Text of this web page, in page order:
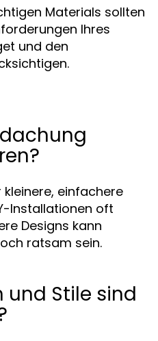
Materials sollten
Ihres
und den
einfachere
Installationen oft
Designs kann
ratsam sein.
und Stile sind